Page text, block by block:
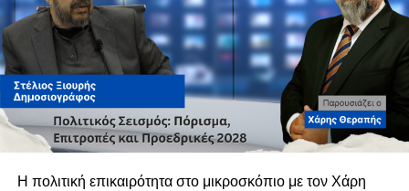
Η πολιτική επικαιρότητα στο μικροσκόπιο με τον Χάρη